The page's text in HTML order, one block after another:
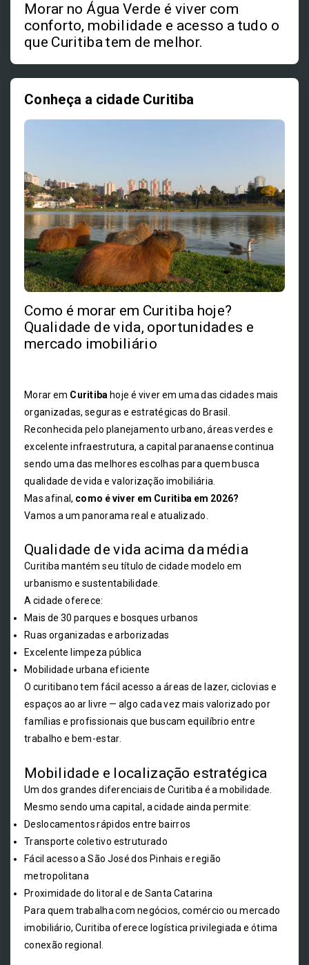
Morar no Água Verde é viver com
conforto, mobilidade e acesso a tudo o
que Curitiba tem de melhor.
Conheça a cidade Curitiba
Como é morar em Curitiba hoje?
Qualidade de vida, oportunidades e
mercado imobiliário
Morar em Curitiba hoje é viver em uma das cidades mais
organizadas, seguras e estratégicas do Brasil.
Reconhecida pelo planejamento urbano, áreas verdes e
excelente infraestrutura, a capital paranaense continua
sendo uma das melhores escolhas para quem busca
qualidade de vida e valorização imobiliária.
Mas afinal, como é viver em Curitiba em 2026?
Vamos a um panorama real e atualizado.
Qualidade de vida acima da média
Curitiba mantém seu título de cidade modelo em
urbanismo e sustentabilidade.
A cidade oferece:
Mais de 30 parques e bosques urbanos
Ruas organizadas e arborizadas
Excelente limpeza pública
Mobilidade urbana eficiente
O curitibano tem fácil acesso a áreas de lazer, ciclovias e
espaços ao ar livre — algo cada vez mais valorizado por
famílias e profissionais que buscam equilíbrio entre
trabalho e bem-estar.
Mobilidade e localização estratégica
Um dos grandes diferenciais de Curitiba é a mobilidade.
Mesmo sendo uma capital, a cidade ainda permite:
Deslocamentos rápidos entre bairros
Transporte coletivo estruturado
Fácil acesso a São José dos Pinhais e região
metropolitana
Proximidade do litoral e de Santa Catarina
Para quem trabalha com negócios, comércio ou mercado
imobiliário, Curitiba oferece logística privilegiada e ótima
conexão regional.